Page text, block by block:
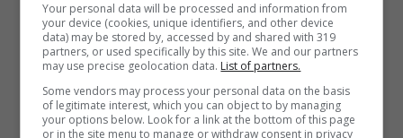
Your personal data will be processed and information from
your device (cookies, unique identifiers, and other device
data) may be stored by, accessed by and shared with 319
partners, or used specifically by this site. We and our partners
may use precise geolocation data. List of partners.
Some vendors may process your personal data on the basis
of legitimate interest, which you can object to by managing
your options below. Look for a link at the bottom of this page
or in the site menu to manage or withdraw consent in privacy